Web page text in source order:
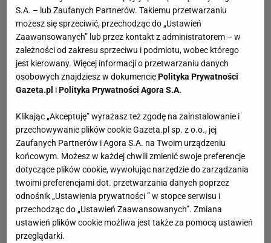
Akcesoria: inne akcesoria
Poza akcesoriami łazienkowymi i akcesoriami
kuchennymi, warto też interesować się innymi rodzajami
akcesoriów. Bardzo dużą grupą akcesoriów są akcesoria
dla dzieci. Z roku na rok w sklepach pojawia się coraz
więcej tego typu akcesoriów, dlatego wszyscy rodzice
Akcesoria dla dzieci to jednak nie wszystko. W dziale
Akcesoria przedstawiamy także propozycje innych
akcesoriów, w tym akcesoriów biurowych i akcesoriów dla
psów, z których każdy z pewnością wybierze coś dla
siebie.
Zobacz także:
Aranżacje wnętrz
S.A. – lub Zaufanych Partnerów. Takiemu przetwarzaniu
możesz się sprzeciwić, przechodząc do „Ustawień
Zaawansowanych” lub przez kontakt z administratorem – w
zależności od zakresu sprzeciwu i podmiotu, wobec którego
jest kierowany. Więcej informacji o przetwarzaniu danych
osobowych znajdziesz w dokumencie Polityka Prywatności
Gazeta.pl i Polityka Prywatności Agora S.A.
Klikając „Akceptuję” wyrażasz też zgodę na zainstalowanie i
przechowywanie plików cookie Gazeta.pl sp. z o.o., jej
Zaufanych Partnerów i Agora S.A. na Twoim urządzeniu
końcowym. Możesz w każdej chwili zmienić swoje preferencje
dotyczące plików cookie, wywołując narzędzie do zarządzania
twoimi preferencjami dot. przetwarzania danych poprzez
odnośnik „Ustawienia prywatności ” w stopce serwisu i
przechodząc do „Ustawień Zaawansowanych”. Zmiana
ustawień plików cookie możliwa jest także za pomocą ustawień
przeglądarki.